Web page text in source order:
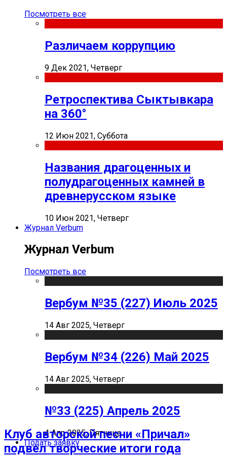
Посмотреть все
Различаем коррупцию
9 Дек 2021, Четверг
Ретроспектива Сыктывкара
на 360°
12 Июн 2021, Суббота
Названия драгоценных и
полудрагоценных камней в
древнерусском языке
10 Июн 2021, Четверг
Журнал Verbum
Журнал Verbum
Посмотреть все
Вербум №35 (227) Июль 2025
14 Авг 2025, Четверг
Вербум №34 (226) Май 2025
14 Авг 2025, Четверг
№33 (225) Апрель 2025
4 Апр 2025, Пятница
Подать заявку
Клуб авторской песни «Причал»
подвел творческие итоги года